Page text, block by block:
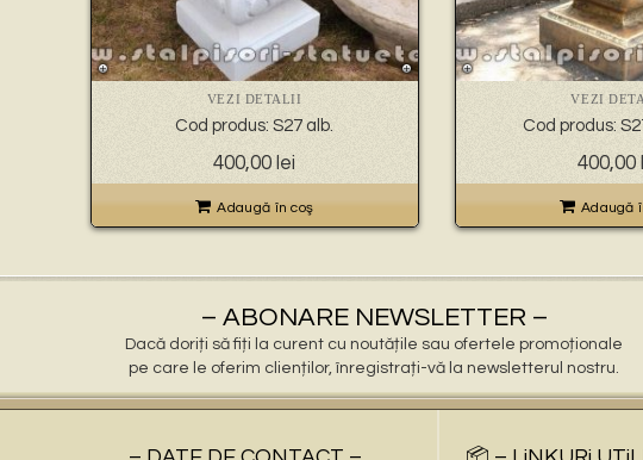
VEZI DETALII
Cod produs: S27 alb.
400,00 lei
Adaugă în coş
VEZI
Cod produs:
400,00
Adaugă
– ABONARE NEWSLETTER –
Dacă doriți să fiți la curent cu noutățile sau ofertele promoționale
pe care le oferim clienților, înregistrați-vă la newsletterul nostru.